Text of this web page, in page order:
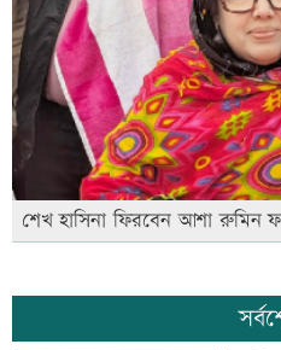
শেখ হাসিনা ফিরবেন আশা রুমিন